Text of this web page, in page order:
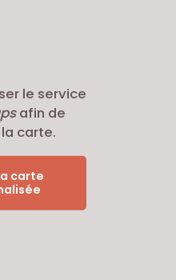
le service
afin de
carte.
carte